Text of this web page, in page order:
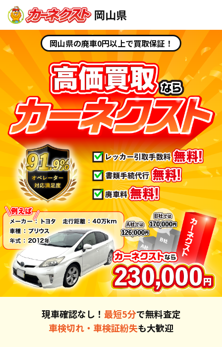
岡山県
岡山県の廃車0円以上で買取保証！
現車確認なし！ 最短5分で無料査定
車検切れ・車検証紛失も大歓迎